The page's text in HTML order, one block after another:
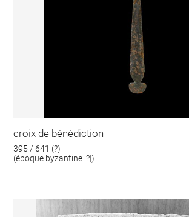
croix de bénédiction
395 / 641 (?)
(époque byzantine [?])